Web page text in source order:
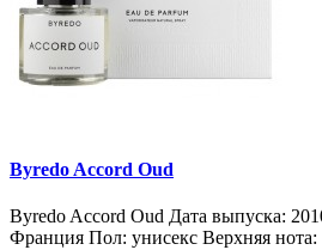
Byredo Accord Oud
Byredo Accord Oud Дата выпуска:
Франция Пол: унисекс Верхняя нота: